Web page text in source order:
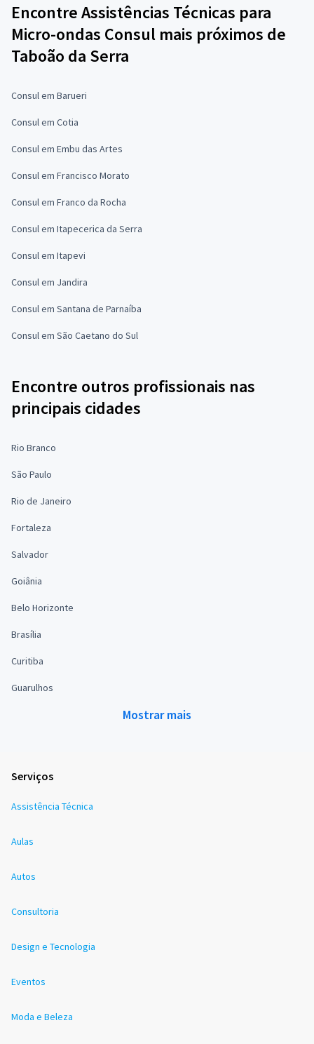
Encontre Assistências Técnicas para
Micro-ondas Consul mais próximos de
Taboão da Serra
Consul em Barueri
Consul em Cotia
Consul em Embu das Artes
Consul em Francisco Morato
Consul em Franco da Rocha
Consul em Itapecerica da Serra
Consul em Itapevi
Consul em Jandira
Consul em Santana de Parnaíba
Consul em São Caetano do Sul
Encontre outros profissionais nas
principais cidades
Rio Branco
São Paulo
Rio de Janeiro
Fortaleza
Salvador
Goiânia
Belo Horizonte
Brasília
Curitiba
Guarulhos
Mostrar mais
Serviços
Assistência Técnica
Aulas
Autos
Consultoria
Design e Tecnologia
Eventos
Moda e Beleza